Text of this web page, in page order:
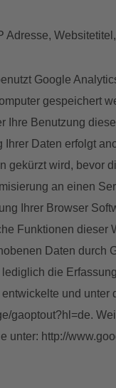
Adresse,
Google
gespeichert
Ihre Benutzung
Daten erfolgt
gekürzt wird, bevor
an einen
Ihrer Browser
Funktionen dieser
Daten durch
die
und
gaoptout?hl=de.
unter: http://